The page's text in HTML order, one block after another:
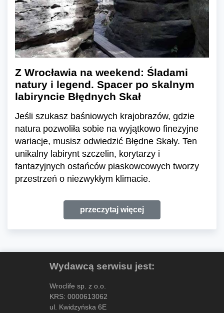
Z Wrocławia na weekend: Śladami
natury i legend. Spacer po skalnym
labiryncie Błędnych Skał
Jeśli szukasz baśniowych krajobrazów, gdzie
natura pozwoliła sobie na wyjątkowo finezyjne
wariacje, musisz odwiedzić Błędne Skały. Ten
unikalny labirynt szczelin, korytarzy i
fantazyjnych ostańców piaskowcowych tworzy
przestrzeń o niezwykłym klimacie.
przeczytaj więcej
Wydawcą serwisu jest:
Wroclife sp. z o.o.
KRS: 0000613062
ul. Kwidzyńska 6E